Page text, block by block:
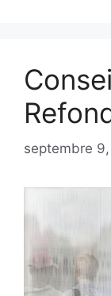
septembre